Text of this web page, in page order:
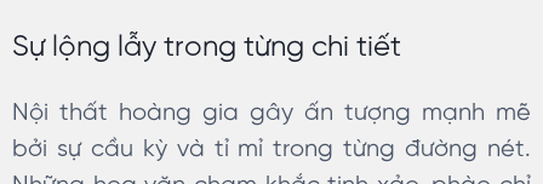
Sự lộng lẫy trong từng chi tiết
Nội thất hoàng gia gây ấn tượng mạnh mẽ
bởi sự cầu kỳ và tỉ mỉ trong từng đường nét.